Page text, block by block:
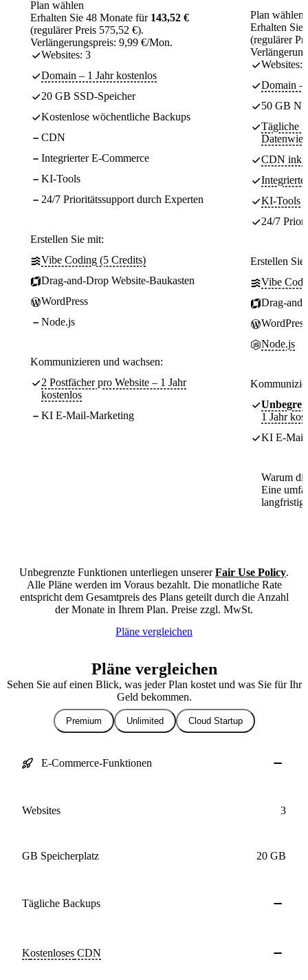
Plan wählen
Erhalten Sie 48 Monate für 143,52 €
(regulärer Preis 575,52 €).
Verlängerungspreis: 9,99 €/Mon.
Websites: 3
Domain – 1 Jahr kostenlos
20 GB SSD-Speicher
Kostenlose wöchentliche Backups
CDN
Integrierter E-Commerce
KI-Tools
24/7 Prioritätssupport durch Experten
Erstellen Sie mit:
Vibe Coding (5 Credits)
Drag-and-Drop Website-Baukasten
WordPress
Node.js
Kommunizieren und wachsen:
2 Postfächer pro Website – 1 Jahr
kostenlos
KI E-Mail-Marketing
Plan wählen
Erhalten
(regulärer
Websites:
Domain –
50 GB
Tägliche
CDN
KI-Tools
24/7
Erstellen Sie
Vibe
Drag-
WordPress
Node.js
1 Jahr
KI E-
Warum
Eine
Unbegrenzte Funktionen unterliegen unsererFair Use Policy.
Alle Pläne werden im Voraus bezahlt. Die monatliche Rate
entspricht dem Gesamtpreis des Plans geteilt durch die Anzahl
der Monate in Ihrem Plan. Preise zzgl. MwSt.
Pläne vergleichen
Pläne vergleichen
Sehen Sie auf einen Blick, was jeder Plan kostet und was Sie für Ihr
Geld bekommen.
Premium Unlimited Cloud Startup
E-Commerce-Funktionen
Websites 3
GB Speicherplatz 20 GB
Tägliche Backups
Kostenloses CDN